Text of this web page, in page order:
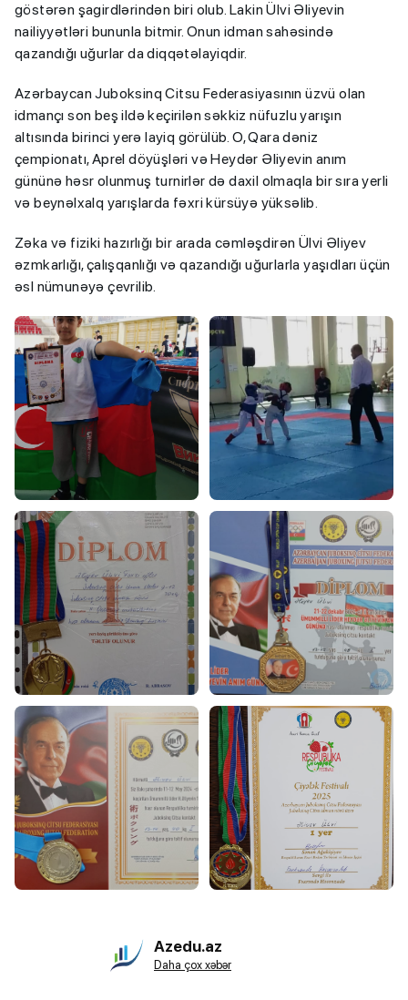
göstərən şagirdlərindən biri olub. Lakin Ülvi Əliyevin
nailiyyətləri bununla bitmir. Onun idman sahəsində
qazandığı uğurlar da diqqətəlayiqdir.
Azərbaycan Juboksinq Citsu Federasiyasının üzvü olan
idmançı son beş ildə keçirilən səkkiz nüfuzlu yarışın
altısında birinci yerə layiq görülüb. O, Qara dəniz
çempionatı, Aprel döyüşləri və Heydər Əliyevin anım
gününə həsr olunmuş turnirlər də daxil olmaqla bir sıra yerli
və beynəlxalq yarışlarda fəxri kürsüyə yüksəlib.
Zəka və fiziki hazırlığı bir arada cəmləşdirən Ülvi Əliyev
əzmkarlığı, çalışqanlığı və qazandığı uğurlarla yaşıdları üçün
əsl nümunəyə çevrilib.
Azedu.az
Daha çox xəbər